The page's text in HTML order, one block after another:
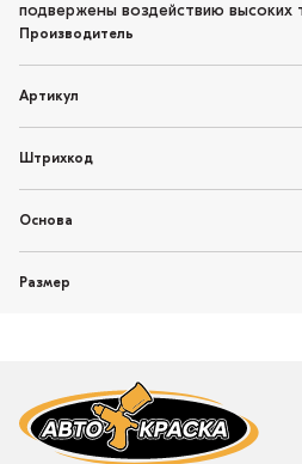
подвержены воздействию высоких
Производитель
Артикул
Штрихкод
Основа
Размер